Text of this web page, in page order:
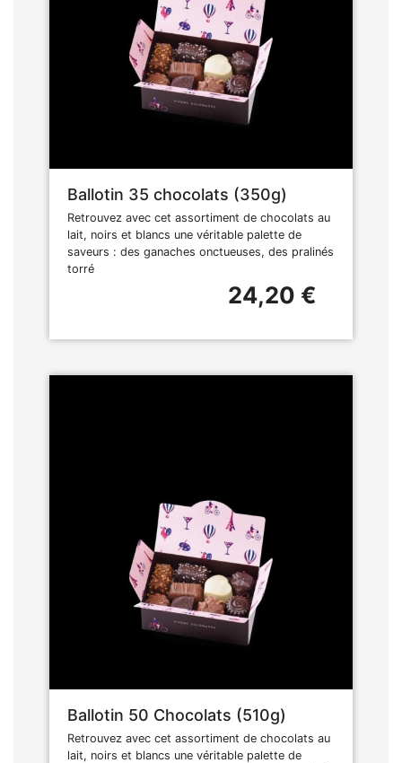
Ballotin 35 chocolats (350g)
Retrouvez avec cet assortiment de chocolats au
lait, noirs et blancs une véritable palette de
saveurs : des ganaches onctueuses, des pralinés
torré
24,20 €
Ballotin 50 Chocolats (510g)
Retrouvez avec cet assortiment de chocolats au
lait, noirs et blancs une véritable palette de